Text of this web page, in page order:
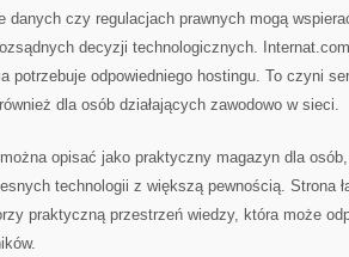
danych czy regulacjach prawnych mogą
decyzji technologicznych.
potrzebuje odpowiedniego hostingu. To czyni
dla osób działających zawodowo w sieci.
można opisać jako praktyczny magazyn dla
technologii z większą pewnością. Strona
praktyczną przestrzeń wiedzy, która może